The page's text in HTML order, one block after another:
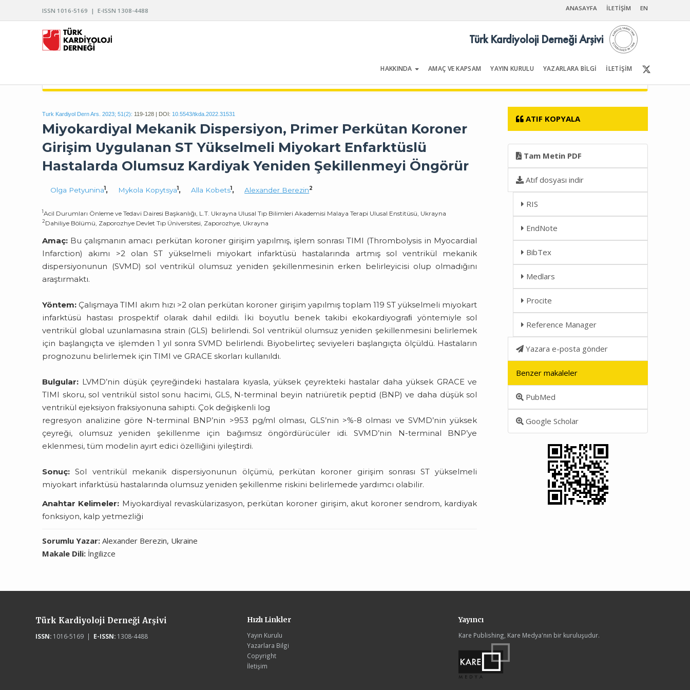
ISSN 1016-5169 | E-ISSN 1308-4488 ANASAYFA İLETİŞİM EN
HAKKINDA AMAÇ VE KAPSAM YAYIN KURULU YAZARLARA BİLGİ İLETİŞİM
Türk Kardiyoloji Derneği Arşivi
Turk Kardiyol Dern Ars. 2023; 51(2): 119-128 | DOI: 10.5543/tkda.2022.31531
Miyokardiyal Mekanik Dispersiyon, Primer Perkütan Koroner
Girişim Uygulanan ST Yükselmeli Miyokart Enfarktüslü
Hastalarda Olumsuz Kardiyak Yeniden Şekillenmeyi Öngörür
Olga Petyunina1, Mykola Kopytsya1, Alla Kobets1, Alexander Berezin2
1Acil Durumları Önleme ve Tedavi Dairesi Başkanlığı, L.T. Ukrayna Ulusal Tıp Bilimleri Akademisi Malaya Terapi Ulusal Enstitüsü, Ukrayna
2Dahiliye Bölümü, Zaporozhye Devlet Tıp Üniversitesi, Zaporozhye, Ukrayna
Amaç: Bu çalışmanın amacı perkütan koroner girişim yapılmış, işlem sonrası TIMI (Thrombolysis in Myocardial
Infarction) akımı >2 olan ST yükselmeli miyokart infarktüsü hastalarında artmış sol ventrikül mekanik
dispersiyonunun (SVMD) sol ventrikül olumsuz yeniden şekillenmesinin erken belirleyicisi olup olmadığını
araştırmaktı.
Yöntem: Çalışmaya TIMI akım hızı >2 olan perkütan koroner girişim yapılmış toplam 119 ST yükselmeli miyokart
infarktüsü hastası prospektif olarak dahil edildi. İki boyutlu benek takibi ekokardiyograﬁ yöntemiyle sol
ventrikül global uzunlamasına strain (GLS) belirlendi. Sol ventrikül olumsuz yeniden şekillenmesini belirlemek
için başlangıçta ve işlemden 1 yıl sonra SVMD belirlendi. Biyobelirteç seviyeleri başlangıçta ölçüldü. Hastaların
prognozunu belirlemek için TIMI ve GRACE skorları kullanıldı.
Bulgular: LVMD’nin düşük çeyreğindeki hastalara kıyasla, yüksek çeyrekteki hastalar daha yüksek GRACE ve
TIMI skoru, sol ventrikül sistol sonu hacimi, GLS, N-terminal beyin natriüretik peptid (BNP) ve daha düşük sol
ventrikül ejeksiyon fraksiyonuna sahipti. Çok değişkenli log
regresyon analizine göre N-terminal BNP’nin >953 pg/ml olması, GLS’nin >%-8 olması ve SVMD’nin yüksek
çeyreği, olumsuz yeniden şekillenme için bağımsız öngördürücüler idi. SVMD’nin N-terminal BNP’ye
eklenmesi, tüm modelin ayırt edici özelliğini iyileştirdi.
Sonuç: Sol ventrikül mekanik dispersiyonunun ölçümü, perkütan koroner girişim sonrası ST yükselmeli
miyokart infarktüsü hastalarında olumsuz yeniden şekillenme riskini belirlemede yardımcı olabilir.
Anahtar Kelimeler: Miyokardiyal revaskülarizasyon, perkütan koroner girişim, akut koroner sendrom, kardiyak
fonksiyon, kalp yetmezliği
Sorumlu Yazar:Alexander Berezin, Ukraine
Makale Dili: İngilizce
ATIF KOPYALA
Tam Metin PDF
Atıf dosyası indir
RIS
EndNote
BibTex
Medlars
Procite
Reference Manager
Yazara e-posta gönder
Benzer makaleler
PubMed
Google Scholar
Türk Kardiyoloji Derneği Arşivi
ISSN:1016-5169 | E-ISSN:1308-4488
Hızlı Linkler
Yayın Kurulu
Yazarlara Bilgi
Copyright
İletişim
Yayıncı
Kare Publishing, Kare Medya'nın bir kuruluşudur.